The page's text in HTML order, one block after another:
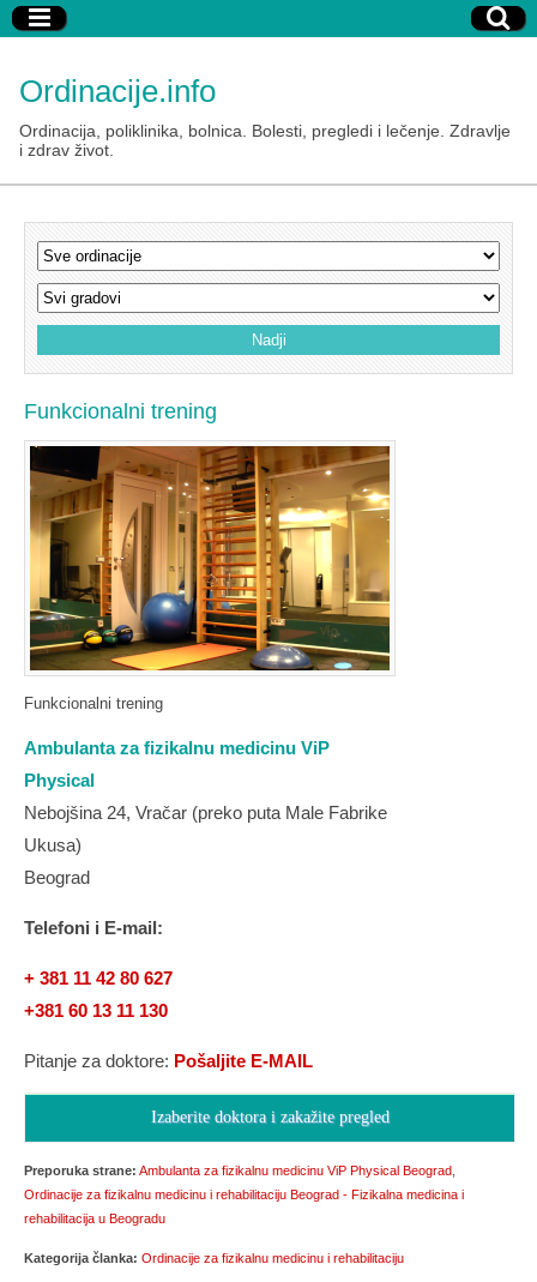
Ordinacije.info
Ordinacija, poliklinika, bolnica. Bolesti, pregledi i lečenje. Zdravlje
i zdrav život.
Funkcionalni trening
Funkcionalni trening
Ambulanta za fizikalnu medicinu ViP
Physical
Nebojšina 24, Vračar (preko puta Male Fabrike
Ukusa)
Beograd
Telefoni i E-mail:
+ 381 11 42 80 627
+381 60 13 11 130
Pitanje za doktore: Pošaljite E-MAIL
Izaberite doktora i zakažite pregled
Preporuka strane: Ambulanta za fizikalnu medicinu ViP Physical Beograd
Ordinacije za fizikalnu medicinu i rehabilitaciju Beograd - Fizikalna medicina i
rehabilitacija u Beogradu
Kategorija članka: Ordinacije za fizikalnu medicinu i rehabilitaciju